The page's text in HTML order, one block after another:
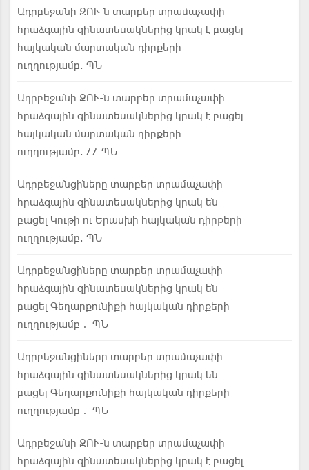
Ադրբեջանի ԶՈՒ-ն տարբեր տրամաչափի
հրաձգային զինատեսակներից կրակ է բացել
հայկական մարտական դիրքերի
ուղղությամբ. ՊՆ
Ադրբեջանի ԶՈՒ-ն տարբեր տրամաչափի
հրաձգային զինատեսակներից կրակ է բացել
հայկական մարտական դիրքերի
ուղղությամբ. ՀՀ ՊՆ
Ադրբեջանցիները տարբեր տրամաչափի
հրաձգային զինատեսակներից կրակ են
բացել Կութի ու Երասխի հայկական դիրքերի
ուղղությամբ. ՊՆ
Ադրբեջանցիները տարբեր տրամաչափի
հրաձգային զինատեսակներից կրակ են
բացել Գեղարքունիքի հայկական դիրքերի
ուղղությամբ․ ՊՆ
Ադրբեջանցիները տարբեր տրամաչափի
հրաձգային զինատեսակներից կրակ են
բացել Գեղարքունիքի հայկական դիրքերի
ուղղությամբ․ ՊՆ
Ադրբեջանի ԶՈՒ-ն տարբեր տրամաչափի
հրաձգային զինատեսակներից կրակ է բացել